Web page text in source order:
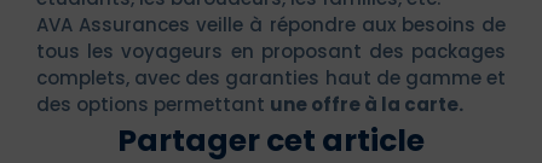
AVA Assurances veille à répondre aux besoins de
tous les voyageurs en proposant des packages
complets, avec des garanties haut de gamme et
des options permettant une offre à la carte.
Partager cet article